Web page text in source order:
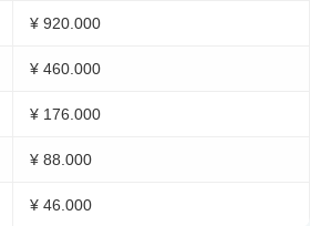
¥ 920.000
¥ 460.000
¥ 176.000
¥ 88.000
¥ 46.000